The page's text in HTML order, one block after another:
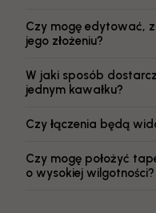
Czy mogę edytować,
jego złożeniu?
W jaki sposób
jednym kawałku?
Czy łączenia będą
Czy mogę położyć
o wysokiej wilgotności?